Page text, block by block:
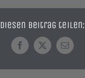
Diesen Beitrag teilen:
Facebook
X
E-
Mail